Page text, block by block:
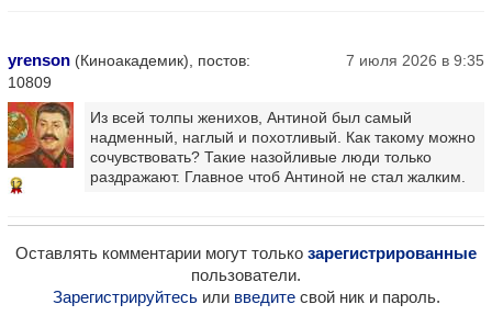
yrenson (Киноакадемик), постов:
10809
7 июля 2026 в 9:35
12
Из всей толпы женихов, Антиной был самый
надменный, наглый и похотливый. Как такому можно
сочувствовать? Такие назойливые люди только
раздражают. Главное чтоб Антиной не стал жалким.
Оставлять комментарии могут только зарегистрированные
пользователи.
Зарегистрируйтесьили введитесвой ник и пароль.